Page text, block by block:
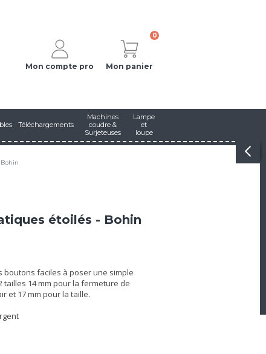
Mon compte pro
0
Mon panier
Téléchargements
Machines
coudre &
Surjeteuses
Lampe
et
loupe
étoilés - Bohin
faciles à poser une simple
14 mm pour la fermeture de
et 17 mm pour la taille.